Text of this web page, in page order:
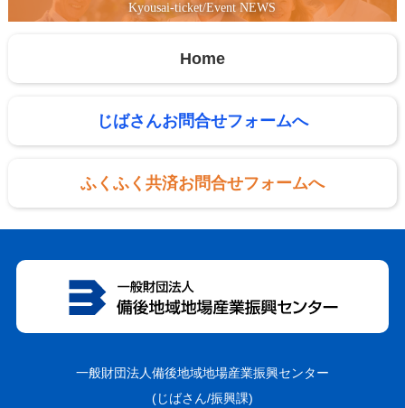
Kyousai-ticket/Event NEWS
Home
じばさんお問合せフォームへ
ふくふく共済お問合せフォームへ
一般財団法人備後地域地場産業振興センター
(じばさん/振興課)